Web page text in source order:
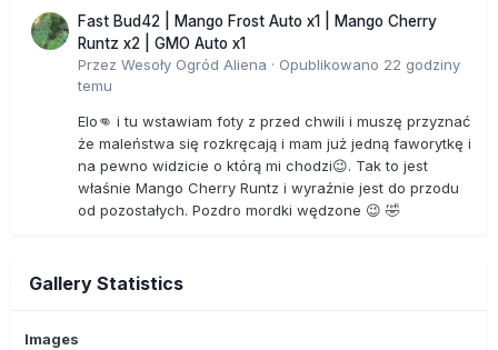
Fast Bud42 | Mango Frost Auto x1 | Mango Cherry
Runtz x2 | GMO Auto x1
Przez Wesoły Ogród Aliena · Opublikowano 22 godziny
temu
Elo👊 i tu wstawiam foty z przed chwili i muszę przyznać
że maleństwa się rozkręcają i mam już jedną faworytkę i
na pewno widzicie o którą mi chodzi😉. Tak to jest
właśnie Mango Cherry Runtz i wyraźnie jest do przodu
od pozostałych. Pozdro mordki wędzone 😉 🤣
Gallery Statistics
Images